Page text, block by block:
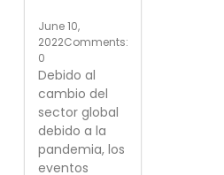
June 10,
2022Comments:
0
Debido al
cambio del
sector global
debido a la
pandemia, los
eventos